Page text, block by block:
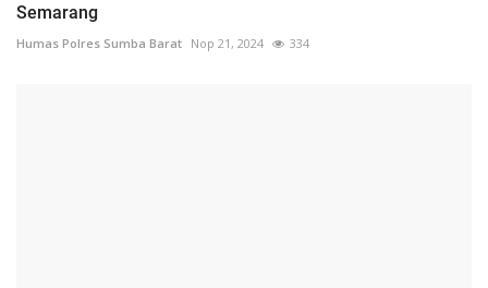
Semarang
Humas Polres Sumba Barat Nop 21, 2024 334